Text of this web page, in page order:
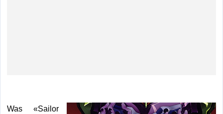
Was «Sailor